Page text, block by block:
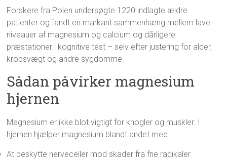
Forskere fra Polen undersøgte 1220 indlagte ældre
patienter og fandt en markant sammenhæng mellem lave
niveauer af magnesium og calcium og dårligere
præstationer i kognitive test – selv efter justering for alder,
kropsvægt og andre sygdomme​.
Sådan påvirker magnesium
hjernen
Magnesium er ikke blot vigtigt for knogler og muskler. I
hjernen hjælper magnesium blandt andet med:
At beskytte nerveceller mod skader fra frie radikaler.